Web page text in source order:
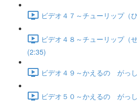
ビデオ４７～チューリップ（
ビデオ４８～チューリップ（
(2:35)
ビデオ４９～かえるの がっ
ビデオ５０～かえるの がっ